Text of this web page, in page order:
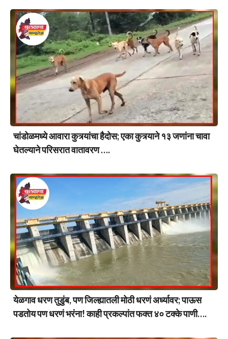
चांडोळमध्ये आवारा कुत्र्यांचा हैदोस; एका कुत्र्याने १३ जणांना चावा
घेतल्याने परिसरात वातावरण ….
येळगाव धरण तुडुंब, पण जिल्ह्यातली मोठी धरणं अर्ध्यावर; पाऊस
पडतोय पण धरणं भरंना! काही प्रकल्पांत फक्त ४० टक्के पाणी….